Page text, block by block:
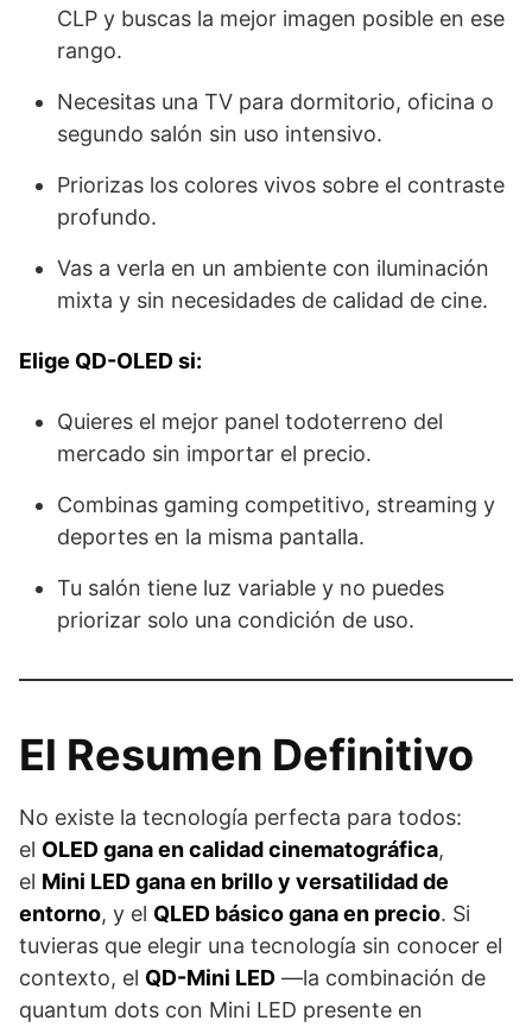
CLP y buscas la mejor imagen posible en ese
rango.
Necesitas una TV para dormitorio, oficina o
segundo salón sin uso intensivo.
Priorizas los colores vivos sobre el contraste
profundo.
Vas a verla en un ambiente con iluminación
mixta y sin necesidades de calidad de cine.
Elige QD-OLED si:
Quieres el mejor panel todoterreno del
mercado sin importar el precio.
Combinas gaming competitivo, streaming y
deportes en la misma pantalla.
Tu salón tiene luz variable y no puedes
priorizar solo una condición de uso.
El Resumen Definitivo
No existe la tecnología perfecta para todos:
el OLED gana en calidad cinematográfica,
el Mini LED gana en brillo y versatilidad de
entorno, y el QLED básico gana en precio. Si
tuvieras que elegir una tecnología sin conocer el
contexto, el QD-Mini LED —la combinación de
quantum dots con Mini LED presente en